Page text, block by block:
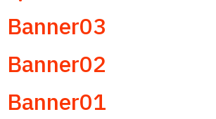
Banner03
Banner02
Banner01